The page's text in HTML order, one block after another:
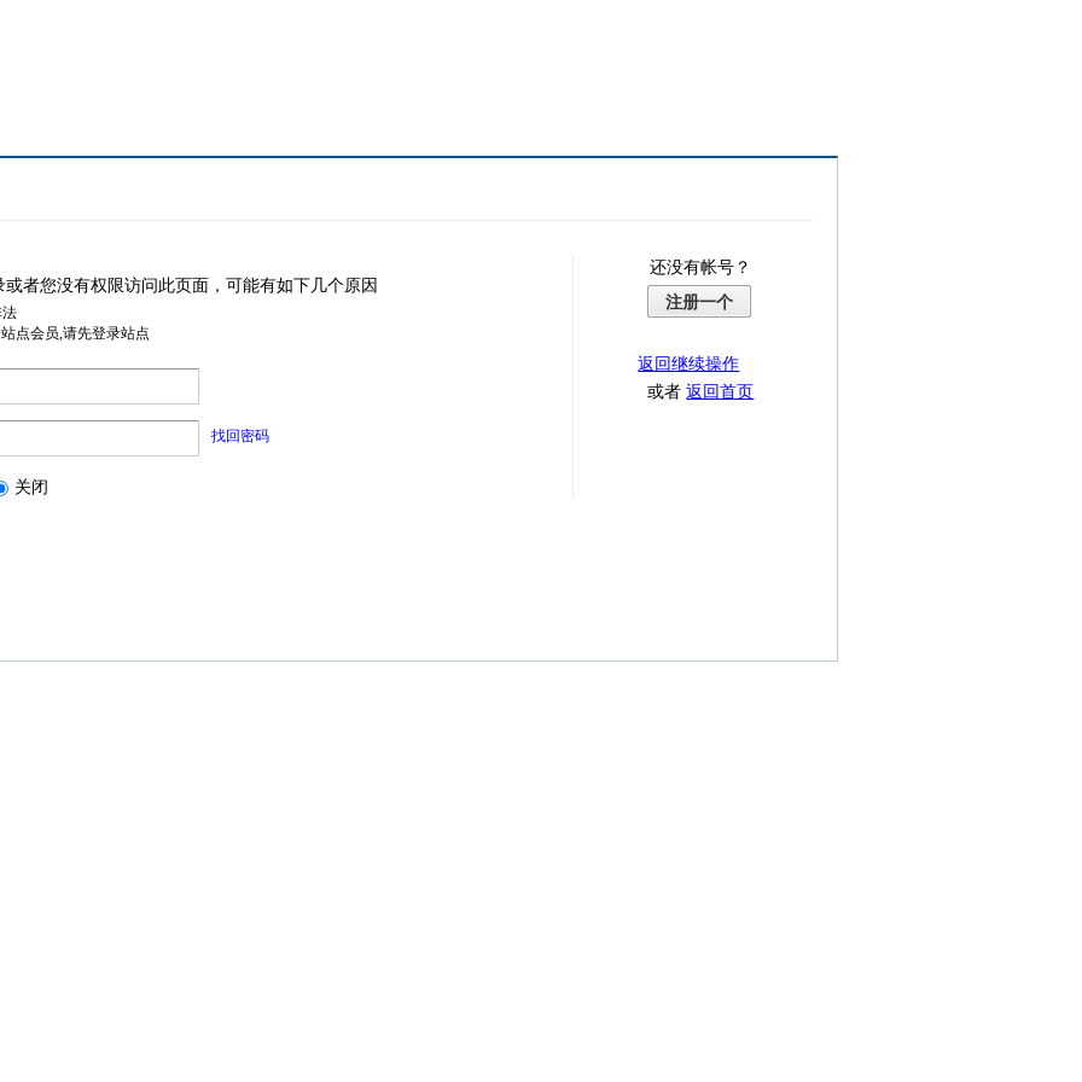
或者您没有权限访问此页面，可能有如下几个原因
点会员,请先登录站点
找回密码
关闭
还没有帐号？
注册一个
返回继续操作
或者返回首页